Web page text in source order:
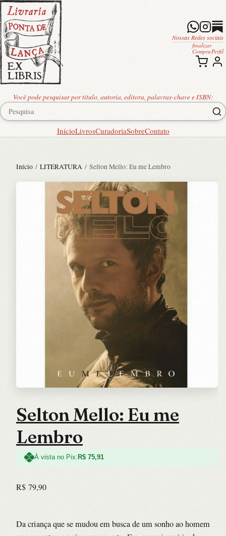
Você pode pesquisar por título, autoria, editora, palavras-chave e ISBN:
InícioLivrosCuradoriaSobreContato
Nossas Redes sociais
finalizar
Compra Perfil
Início / LITERATURA / Selton Mello: Eu me Lembro
Selton Mello: Eu me
Lembro
À vista no Pix: R$ 75,91
R$ 79,90
Da criança que se mudou em busca de um sonho ao homem